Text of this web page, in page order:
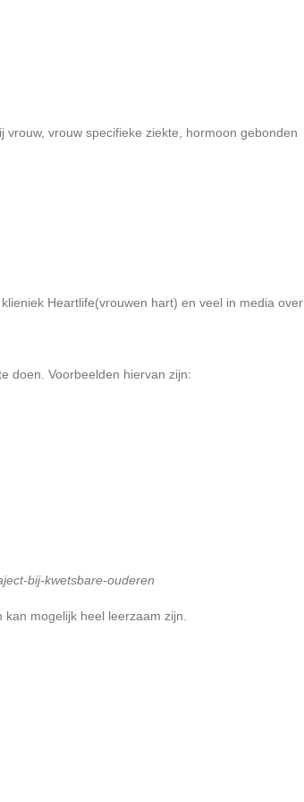
vrouw specifieke ziekte, hormoon gebonden
Heartlife(vrouwen hart) en veel in media over
doen. Voorbeelden hiervan zijn:
bij-kwetsbare-ouderen
kan mogelijk heel leerzaam zijn.